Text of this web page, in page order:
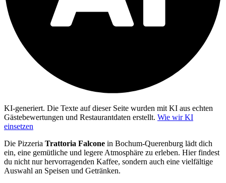
KI-generiert. Die Texte auf dieser Seite wurden mit KI aus echten
Gästebewertungen und Restaurantdaten erstellt. Wie wir KI
einsetzen
Die Pizzeria Trattoria Falcone in Bochum-Querenburg lädt dich
ein, eine gemütliche und legere Atmosphäre zu erleben. Hier findest
du nicht nur hervorragenden Kaffee, sondern auch eine vielfältige
Auswahl an Speisen und Getränken.